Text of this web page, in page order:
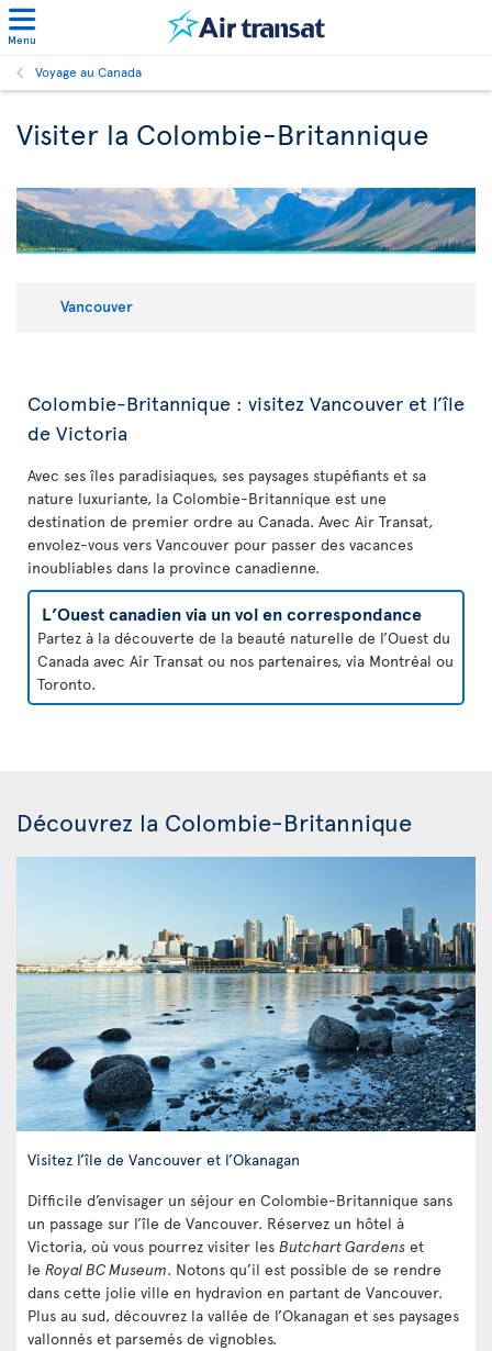
Menu
Voyage au Canada
Visiter la Colombie-Britannique
Vancouver
Colombie-Britannique : visitez Vancouver et l’île
de Victoria
Avec ses îles paradisiaques, ses paysages stupéfiants et sa
nature luxuriante, la Colombie-Britannique est une
destination de premier ordre au Canada. Avec Air Transat,
envolez-vous vers Vancouver pour passer des vacances
inoubliables dans la province canadienne.
L’Ouest canadien via un vol en correspondance
Partez à la découverte de la beauté naturelle de l’Ouest du
Canada avec Air Transat ou nos partenaires, via Montréal ou
Toronto.
Découvrez la Colombie-Britannique
Visitez l’île de Vancouver et l’Okanagan
Difficile d’envisager un séjour en Colombie-Britannique sans
un passage sur l’île de Vancouver. Réservez un hôtel à
Victoria, où vous pourrez visiter les Butchart Gardens et
le Royal BC Museum. Notons qu’il est possible de se rendre
dans cette jolie ville en hydravion en partant de Vancouver.
Plus au sud, découvrez la vallée de l’Okanagan et ses paysages
vallonnés et parsemés de vignobles.